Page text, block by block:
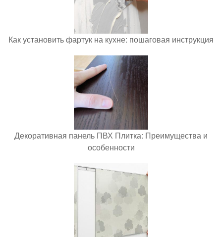
Как установить фартук на кухне: пошаговая инструкция
Декоративная панель ПВХ Плитка: Преимущества и
особенности